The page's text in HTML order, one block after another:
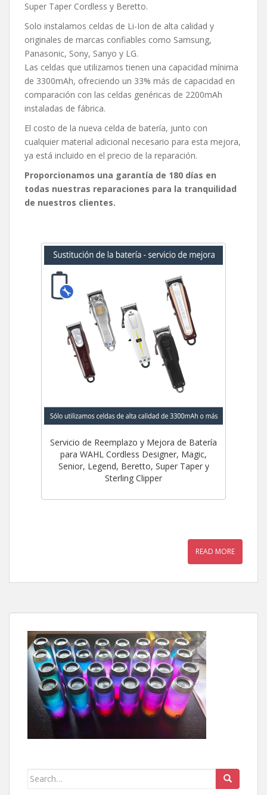
Super Taper Cordless y Beretto.
Solo instalamos celdas de Li-Ion de alta calidad y
originales de marcas confiables como Samsung,
Panasonic, Sony, Sanyo y LG.
Las celdas que utilizamos tienen una capacidad mínima
de 3300mAh, ofreciendo un 33% más de capacidad en
comparación con las celdas genéricas de 2200mAh
instaladas de fábrica.
El costo de la nueva celda de batería, junto con
cualquier material adicional necesario para esta mejora,
ya está incluido en el precio de la reparación.
Proporcionamos una garantía de 180 días en
todas nuestras reparaciones para la tranquilidad
de nuestros clientes.
Servicio de Reemplazo y Mejora de Batería
para WAHL Cordless Designer, Magic,
Senior, Legend, Beretto, Super Taper y
Sterling Clipper
READ MORE
Search